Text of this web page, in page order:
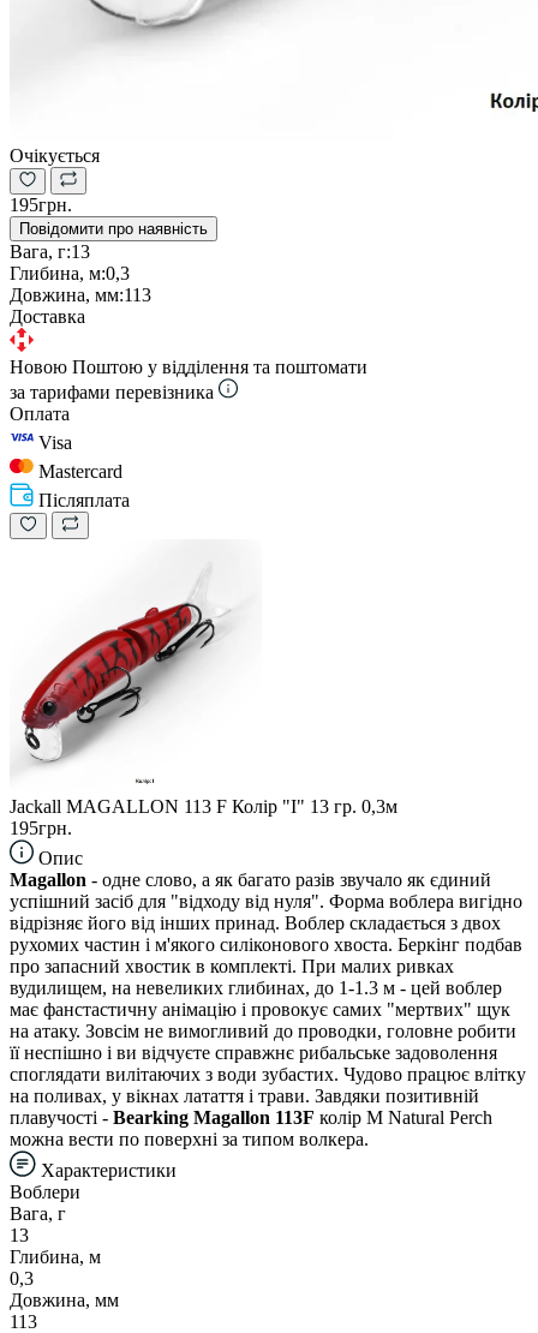
Очікується
195грн.
Повідомити про наявність
Вага, г:13
Глибина, м:0,3
Довжина, мм:113
Доставка
Новою Поштою у відділення та поштомати
за тарифами перевізника
Оплата
Visa
Mastercard
Післяплата
Jackall MAGALLON 113 F Колір "I" 13 гр. 0,3м
195грн.
Опис
Magallon - одне слово, а як багато разів звучало як єдиний
успішний засіб для "відходу від нуля". Форма воблера вигідно
відрізняє його від інших принад. Воблер складається з двох
рухомих частин і м'якого силіконового хвоста. Беркінг подбав
про запасний хвостик в комплекті. При малих ривках
вудилищем, на невеликих глибинах, до 1-1.3 м - цей воблер
має фанстастичну анімацію і провокує самих "мертвих" щук
на атаку. Зовсім не вимогливий до проводки, головне робити
її неспішно і ви відчуєте справжнє рибальське задоволення
споглядати вилітаючих з води зубастих. Чудово працює влітку
на поливах, у вікнах латаття і трави. Завдяки позитивній
плавучості - Bearking Magallon 113F колір M Natural Perch
можна вести по поверхні за типом волкера.
Характеристики
Воблери
Вага, г
13
Глибина, м
0,3
Довжина, мм
113